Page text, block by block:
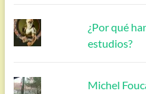
¿Por qué
estudios?
Michel